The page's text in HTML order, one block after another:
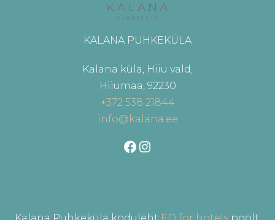
KALANA PUHKEKÜLA
Kalana küla, Hiiu vald,
Hiiumaa, 92230
+372 538 21844
info@kalana.ee
Facebook
Instagram